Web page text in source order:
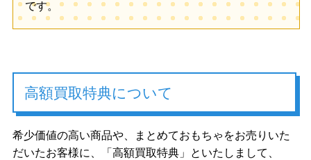
です。
高額買取特典について
希少価値の高い商品や、まとめておもちゃをお売りいた
だいたお客様に、「高額買取特典」といたしまして、